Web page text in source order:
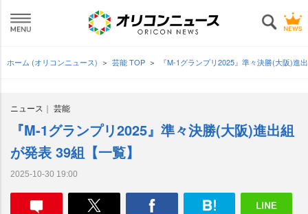
ホーム (オリコンニュース) 芸能 TOP 『M-1グランプリ2025』準々決勝(大阪)進
ニュース 芸能
『M-1グランプリ2025』準々決勝(大阪)進出組
が発表 39組【一覧】
2025-10-30 19:00